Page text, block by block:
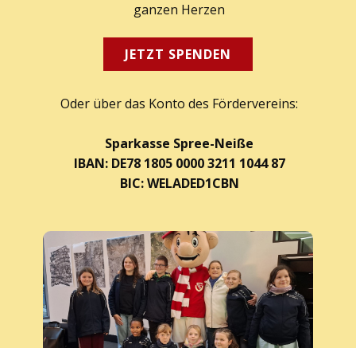
ganzen Herzen
JETZT SPENDEN
Oder über das Konto des Fördervereins:
Sparkasse Spree-Neiße
IBAN: DE78 1805 0000 3211 1044 87
BIC: WELADED1CBN